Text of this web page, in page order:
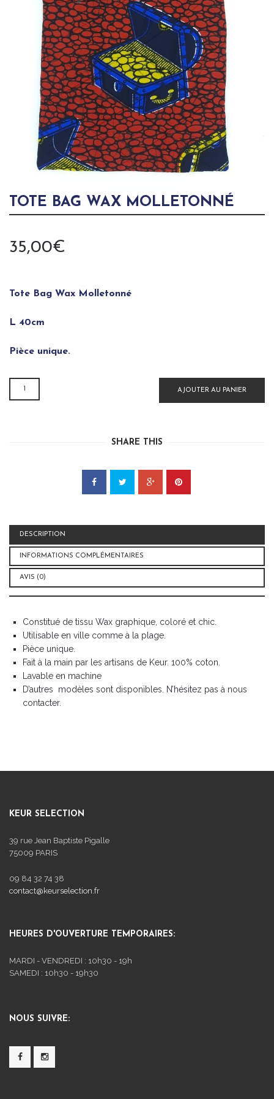
TOTE BAG WAX MOLLETONNÉ
35,00€
Tote Bag Wax Molletonné
L 40cm
Pièce unique.
AJOUTER AU PANIER
SHARE THIS
DESCRIPTION
INFORMATIONS COMPLÉMENTAIRES
AVIS (0)
Constitué de tissu Wax graphique, coloré et chic.
Utilisable en ville comme à la plage.
Pièce unique.
Fait à la main par les artisans de Keur. 100% coton.
Lavable en machine
D’autres modèles sont disponibles. N’hésitez pas à nous
contacter.
KEUR SELECTION
39 rue Jean Baptiste Pigalle
75009 PARIS
09 84 32 74 38
contact@keurselection.fr
HEURES D'OUVERTURE TEMPORAIRES:
MARDI - VENDREDI : 10h30 - 19h
SAMEDI : 10h30 - 19h30
NOUS SUIVRE: